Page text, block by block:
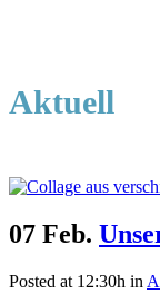
Aktuell
07 Feb.
Posted at 12:30h in